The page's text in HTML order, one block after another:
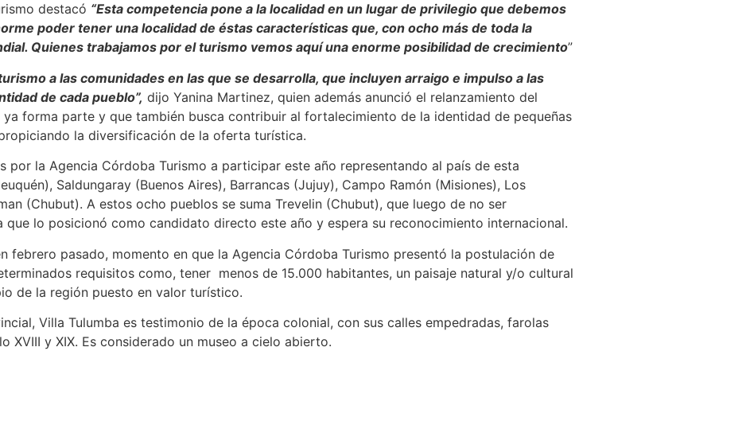
destacó “Esta competencia pone a la localidad en un lugar de privilegio que debemos
poder tener una localidad de éstas características que, con ocho más de toda la
Quienes trabajamos por el turismo vemos aquí una enorme posibilidad de crecimiento”
a las comunidades en las que se desarrolla, que incluyen arraigo e impulso a las
de cada pueblo”, dijo Yanina Martinez, quien además anunció el relanzamiento del
forma parte y que también busca contribuir al fortalecimiento de la identidad de pequeñas
la diversificación de la oferta turística.
por la Agencia Córdoba Turismo a participar este año representando al país de esta
Saldungaray (Buenos Aires), Barrancas (Jujuy), Campo Ramón (Misiones), Los
(Chubut). A estos ocho pueblos se suma Trevelin (Chubut), que luego de no ser
lo posicionó como candidato directo este año y espera su reconocimiento internacional.
febrero pasado, momento en que la Agencia Córdoba Turismo presentó la postulación de
requisitos como, tener menos de 15.000 habitantes, un paisaje natural y/o cultural
de la región puesto en valor turístico.
Villa Tulumba es testimonio de la época colonial, con sus calles empedradas, farolas
XVIII y XIX. Es considerado un museo a cielo abierto.